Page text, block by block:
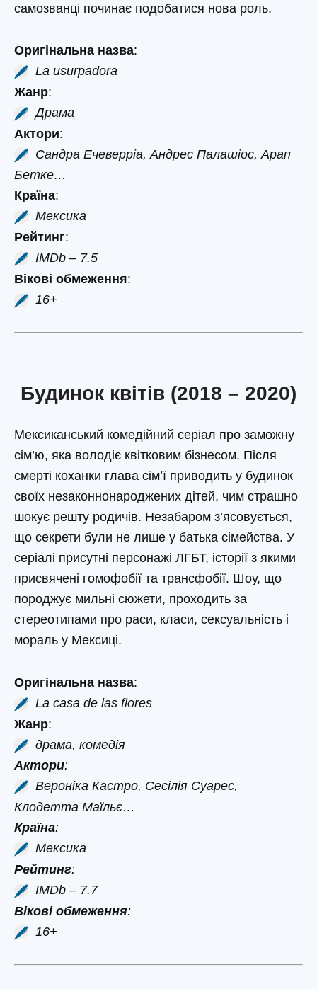
самозванці починає подобатися нова роль.
Оригінальна назва:
La usurpadora
Жанр:
Драма
Актори:
Сандра Ечеверріа, Андрес Палашіос, Арап
Бетке…
Країна:
Мексика
Рейтинг:
IMDb – 7.5
Вікові обмеження:
16+
Будинок квітів (2018 – 2020)
Мексиканський комедійний серіал про заможну
сім’ю, яка володіє квітковим бізнесом. Після
смерті коханки глава сім’ї приводить у будинок
своїх незаконнонароджених дітей, чим страшно
шокує решту родичів. Незабаром з’ясовується,
що секрети були не лише у батька сімейства. У
серіалі присутні персонажі ЛГБТ, історії з якими
присвячені гомофобії та трансфобії. Шоу, що
породжує мильні сюжети, проходить за
стереотипами про раси, класи, сексуальність і
мораль у Мексиці.
Оригінальна назва:
La casa de las flores
Жанр:
драма, комедія
Актори:
Вероніка Кастро, Сесілія Суарес,
Клодетта Маїльє…
Країна:
Мексика
Рейтинг:
IMDb – 7.7
Вікові обмеження:
16+